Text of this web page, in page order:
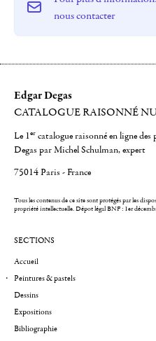
nous contacter
Edgar Degas
CATALOGUE RAISONNÉ
Le 1er catalogue raisonné en ligne
Degas par Michel Schulman, expert
75014 Paris - France
Tous les contenus de ce site sont protégés par les
propriété intellectuelle.Dépot légal BNF : 1er
SECTIONS
Accueil
Peintures & pastels
Dessins
Expositions
Bibliographie